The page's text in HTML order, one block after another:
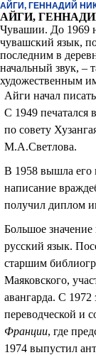
АЙГИ, ГЕННАДИЙ
АЙГИ,
Чувашии. До 1969
чувашский язык,
последним в
начальный звук, –
художественным
Айги начал
С 1949 печатался
по совету
М.А.Светлова.
В 1958 вышла его
написание
получил диплом
Большое
русский язык.
старшим
Маяковского,
авангарда. С 1972
переводческой и
Франции, где
1974 выпустил